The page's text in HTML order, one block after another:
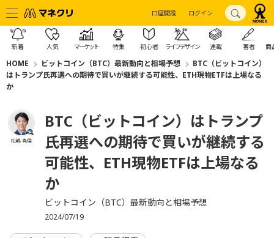
口座開設 ログイン
新着 人気 マーケット 特集 初心者 ライフデザイン 連載 著者 商
HOME ビットコイン（BTC）最新動向と相場予想
BTC（ビットコイン）
はトランプ氏再選への期待で買いが継続する可能性、ETH現物ETFは上場なる
か
松嶋 真倫
BTC（ビットコイン）はトランプ
氏再選への期待で買いが継続する
可能性、ETH現物ETFは上場なる
か
ビットコイン（BTC）最新動向と相場予想
2024/07/19